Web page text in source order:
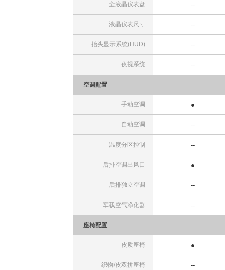
全液晶仪表盘
液晶仪表尺寸
抬头显示系统(HUD)
夜视系统
空调配置
手动空调
自动空调
温度分区控制
后排空调出风口
后排独立空调
车载空气净化器
座椅配置
皮质座椅
织物/皮双拼座椅
--
--
--
--
●
--
--
●
--
--
●
--